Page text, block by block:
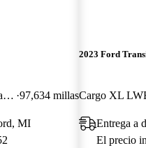
Cargo XL LWB FWD with Rear Cargo Doors 97,634 millas
MI
2023 Ford
Entrega a
El precio